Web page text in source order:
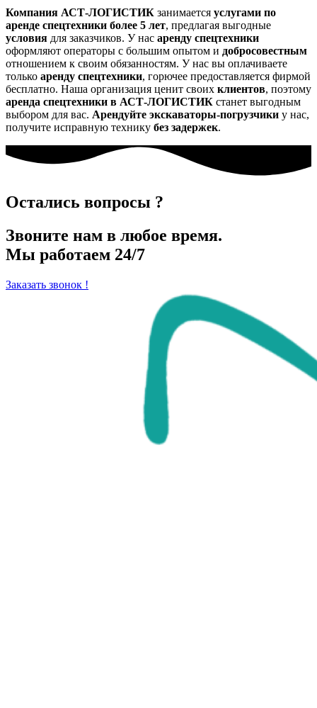
Компания АСТ-ЛОГИСТИК занимается услугами по
аренде спецтехники более 5 лет, предлагая выгодные
условия для заказчиков. У нас аренду спецтехники
оформляют операторы с большим опытом и добросовестным
отношением к своим обязанностям. У нас вы оплачиваете
только аренду спецтехники, горючее предоставляется фирмой
бесплатно. Наша организация ценит своих клиентов, поэтому
аренда спецтехники в АСТ-ЛОГИСТИК станет выгодным
выбором для вас. Арендуйте экскаваторы-погрузчики у нас,
получите исправную технику без задержек.
Остались вопросы ?
Звоните нам в любое время.
Мы работаем 24/7
Заказать звонок !